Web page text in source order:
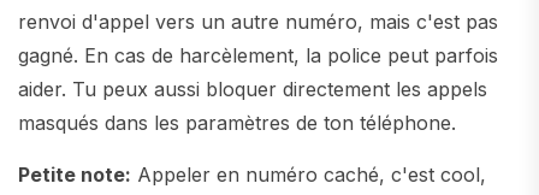
renvoi d'appel vers un autre numéro, mais c'est pas
gagné. En cas de harcèlement, la police peut parfois
aider. Tu peux aussi bloquer directement les appels
masqués dans les paramètres de ton téléphone.
Petite note: Appeler en numéro caché, c'est cool,